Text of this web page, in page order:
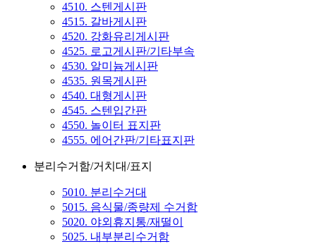
4510. 스텐게시판
4515. 갈바게시판
4520. 강화유리게시판
4525. 로고게시판/기타부속
4530. 알미늄게시판
4535. 원목게시판
4540. 대형게시판
4545. 스텐입간판
4550. 놀이터 표지판
4555. 에어간판/기타표지판
분리수거함/거치대/표지
5010. 분리수거대
5015. 음식물/종량제 수거함
5020. 야외휴지통/재떨이
5025. 내부분리수거함